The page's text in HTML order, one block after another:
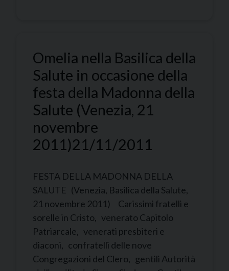
Omelia nella Basilica della
Salute in occasione della
festa della Madonna della
Salute (Venezia, 21
novembre
2011)21/11/2011
FESTA DELLA MADONNA DELLA
SALUTE (Venezia, Basilica della Salute,
21 novembre 2011) Carissimi fratelli e
sorelle in Cristo, venerato Capitolo
Patriarcale, venerati presbiteri e
diaconi, confratelli delle nove
Congregazioni del Clero, gentili Autorità